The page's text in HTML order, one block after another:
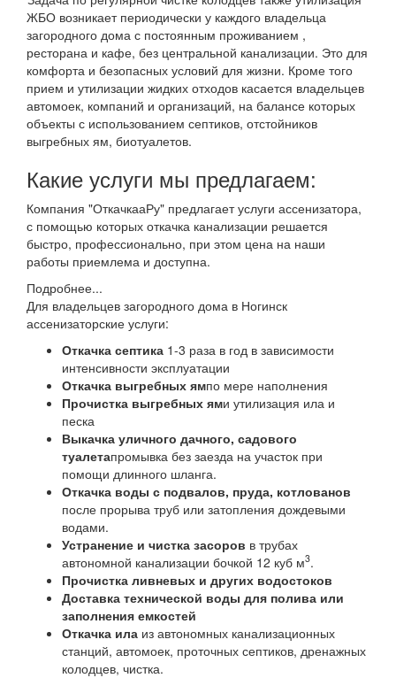
ЖБО возникает периодически у каждого владельца
загородного дома с постоянным проживанием ,
ресторана и кафе, без центральной канализации. Это для
комфорта и безопасных условий для жизни. Кроме того
прием и утилизации жидких отходов касается владельцев
автомоек, компаний и организаций, на балансе которых
объекты с использованием септиков, отстойников
выгребных ям, биотуалетов.
Какие услуги мы предлагаем:
Компания "ОткачкааРу" предлагает услуги ассенизатора,
с помощью которых откачка канализации решается
быстро, профессионально, при этом цена на наши
работы приемлема и доступна.
Подробнее...
Для владельцев загородного дома в Ногинск
ассенизаторские услуги:
Откачка септика 1-3 раза в год в зависимости
интенсивности эксплуатации
Откачка выгребных ямпо мере наполнения
Прочистка выгребных ями утилизация ила и
песка
Выкачка уличного дачного, садового
туалетапромывка без заезда на участок при
помощи длинного шланга.
Откачка воды с подвалов, пруда, котлованов
после прорыва труб или затопления дождевыми
водами.
Устранение и чистка засоров в трубах
автономной канализации бочкой 12 куб м3.
Прочистка ливневых и других водостоков
Доставка технической воды для полива или
заполнения емкостей
Откачка ила из автономных канализационных
станций, автомоек, проточных септиков, дренажных
колодцев, чистка.